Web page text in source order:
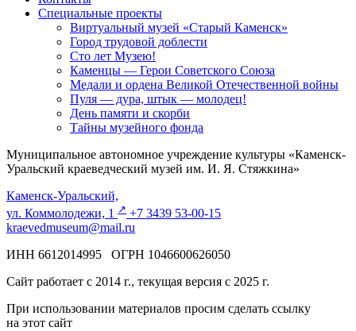
Специальные проекты
Виртуальный музей «Старый Каменск»
Город трудовой доблести
Сто лет Музею!
Каменцы — Герои Советского Союза
Медали и ордена Великой Отечественной войны
Пуля — дура, штык — молодец!
День памяти и скорби
Тайны музейного фонда
Муниципальное автономное учреждение культуры «Каменск-
Уральский краеведческий музей им. И. Я. Стяжкина»
Каменск-Уральский,
ул. Коммолодежи, 1 ↗️ +7 3439 53-00-15
kraevedmuseum@mail.ru
ИНН 6612014995 ОГРН 1046600626050
Сайт работает с 2014 г., текущая версия с 2025 г.
При использовании материалов просим сделать ссылку
на этот сайт